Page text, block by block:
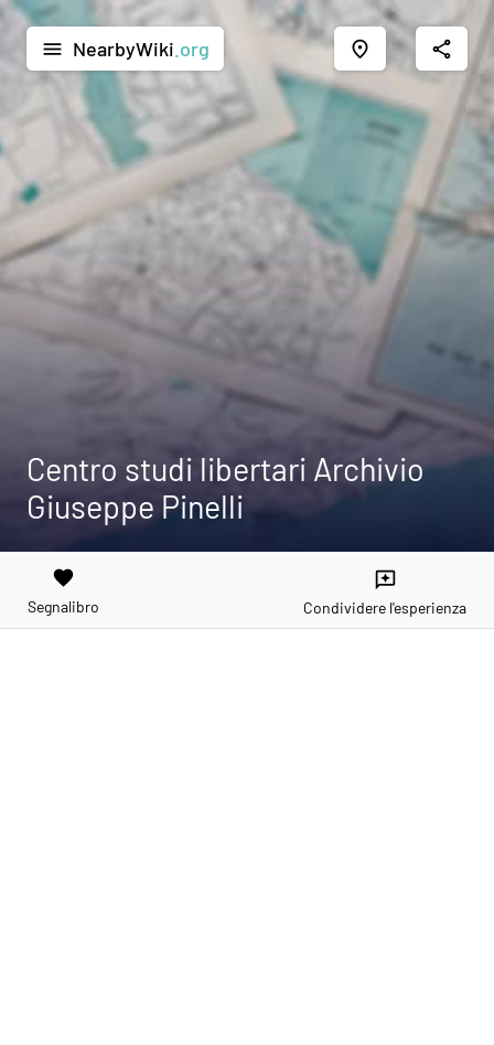
menu NearbyWiki .org place share
Centro studi libertari Archivio
Giuseppe Pinelli
favorite
Segnalibro
reviews
Condividere l'esperienza